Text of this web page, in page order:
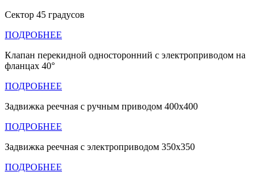
Сектор 45 градусов
ПОДРОБНЕЕ
Клапан перекидной односторонний с электроприводом на
фланцах 40°
ПОДРОБНЕЕ
Задвижка реечная с ручным приводом 400х400
ПОДРОБНЕЕ
Задвижка реечная с электроприводом 350х350
ПОДРОБНЕЕ